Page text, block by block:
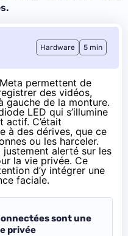
Hardware 5 min
permettent de
des vidéos,
gauche de la monture.
LED qui s’illumine
actif. C’était
à des dérives, que ce
ou les harceler.
justement alerté sur les
la vie privée. Ce
d’y intégrer une
faciale.
sont une
privée